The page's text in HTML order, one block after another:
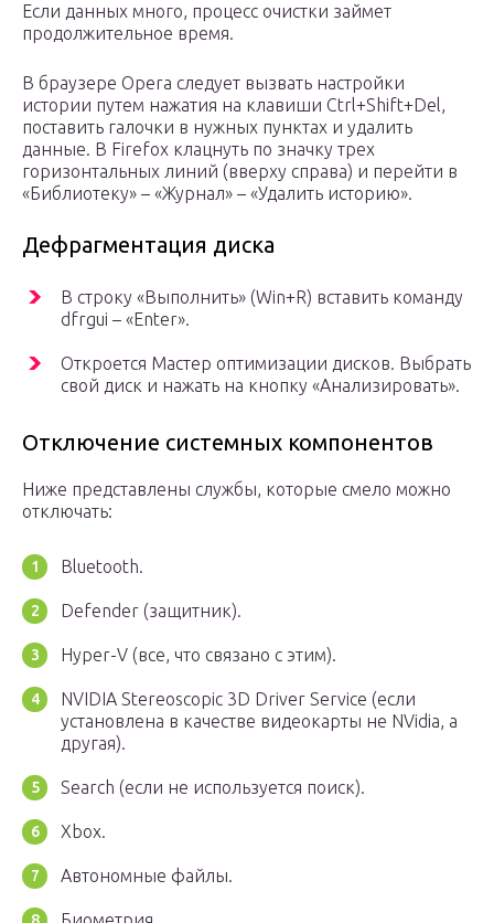
Если данных много, процесс очистки займет
продолжительное время.
В браузере Opera следует вызвать настройки
истории путем нажатия на клавиши Ctrl+Shift+Del,
поставить галочки в нужных пунктах и удалить
данные. В Firefox клацнуть по значку трех
горизонтальных линий (вверху справа) и перейти в
«Библиотеку» – «Журнал» – «Удалить историю».
Дефрагментация диска
В строку «Выполнить» (Win+R) вставить команду
dfrgui – «Enter».
Откроется Мастер оптимизации дисков. Выбрать
свой диск и нажать на кнопку «Анализировать».
Отключение системных компонентов
Ниже представлены службы, которые смело можно
отключать:
Bluetooth.
Defender (защитник).
Hyper-V (все, что связано с этим).
NVIDIA Stereoscopic 3D Driver Service (если
установлена в качестве видеокарты не NVidia, а
другая).
Search (если не используется поиск).
Xbox.
Автономные файлы.